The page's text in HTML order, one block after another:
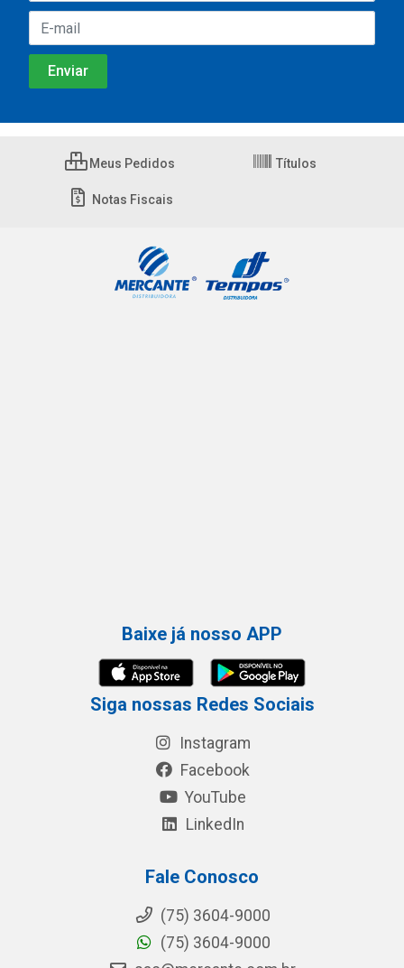
Meus Pedidos Títulos
Notas Fiscais
Baixe já nosso APP
Siga nossas Redes Sociais
Instagram
Facebook
YouTube
LinkedIn
Fale Conosco
(75) 3604-9000
(75) 3604-9000